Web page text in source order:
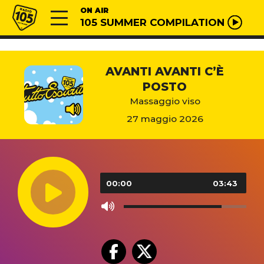
Vai al contenuto
Radio 105 ON AIR
105 SUMMER COMPILATION
AVANTI AVANTI C’È
POSTO
Massaggio viso
27 maggio 2026
Audio
Player
00:00 03:43
Use
keys